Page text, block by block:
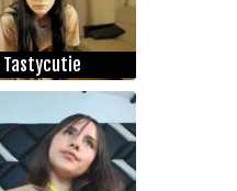
Tastycutie